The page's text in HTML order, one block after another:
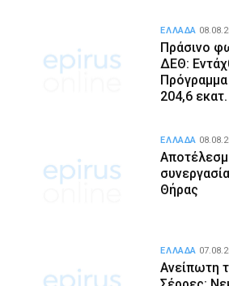
Πράσινο
ΔΕΘ:
204,6
ΕΛΛΑΔΑ
Θήρας
ΕΛΛΑΔΑ
Ανείπωτη
ΕΛΛΑΔΑ